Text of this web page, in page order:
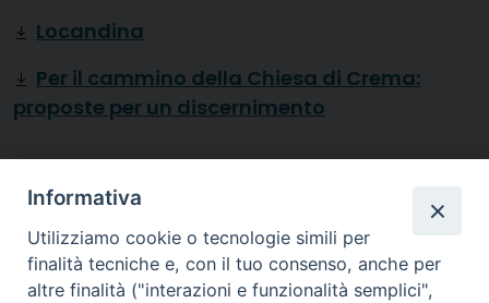
Locandina
Per il cammino della Chiesa di Crema:
proposte per un discernimento
CREMA
Informativa
Utilizziamo cookie o tecnologie simili per
finalità tecniche e, con il tuo consenso, anche per
altre finalità ("interazioni e funzionalità semplici",